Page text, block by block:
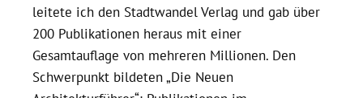
leitete ich den Stadtwandel Verlag und gab über
200 Publikationen heraus mit einer
Gesamtauflage von mehreren Millionen. Den
Schwerpunkt bildeten „Die Neuen